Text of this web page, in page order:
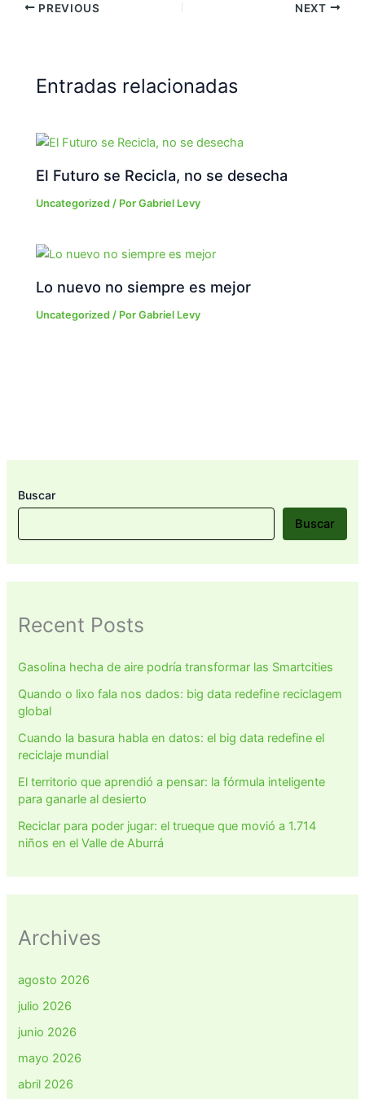
PREVIOUS NEXT
Entradas relacionadas
El Futuro se Recicla, no se desecha
Uncategorized / PorGabriel Levy
Lo nuevo no siempre es mejor
Uncategorized / PorGabriel Levy
Buscar
Buscar
Recent Posts
Gasolina hecha de aire podría transformar las Smartcities
Quando o lixo fala nos dados: big data redefine reciclagem
global
Cuando la basura habla en datos: el big data redefine el
reciclaje mundial
El territorio que aprendió a pensar: la fórmula inteligente
para ganarle al desierto
Reciclar para poder jugar: el trueque que movió a 1.714
niños en el Valle de Aburrá
Archives
agosto 2026
julio 2026
junio 2026
mayo 2026
abril 2026